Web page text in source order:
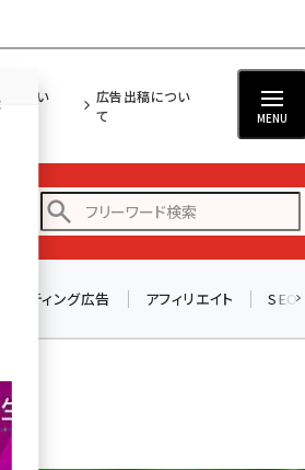
担につい
広告出稿につい
て
MENU
リスティング広告 アフィリエイト SEO